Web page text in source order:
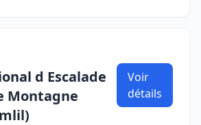
d Escalade
Montagne
Voir
détails